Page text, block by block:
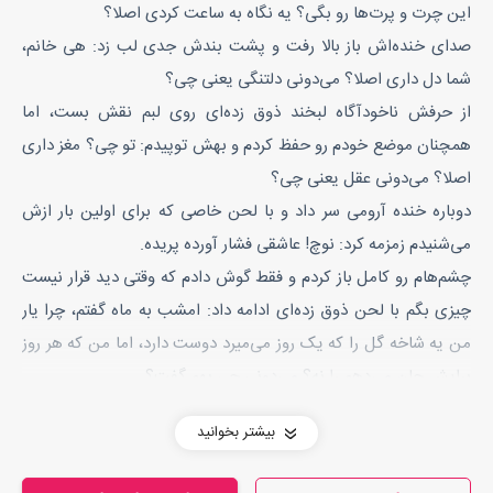
این چرت و پرت‌ها رو بگی؟ یه نگاه به ساعت کردی اصلا؟
صدای خنده‌اش باز بالا رفت و پشت بندش جدی لب زد: هی خانم،
شما دل داری اصلا؟ می‌دونی دلتنگی یعنی چی؟
از حرفش ناخودآگاه لبخند ذوق زده‌ای روی لبم نقش بست، اما
همچنان موضع خودم رو حفظ کردم و بهش توپیدم: تو چی؟ مغز داری
اصلا؟ می‌دونی عقل یعنی چی؟
دوباره‌ خنده آرومی سر داد و با لحن خاصی که برای اولین بار ازش
می‌شنیدم زمزمه کرد: نوچ! عاشقی فشار آورده پریده.
چشم‌هام رو کامل باز کردم و فقط گوش دادم که وقتی دید قرار نیست
چیزی بگم با لحن ذوق زده‌ای ادامه داد: امشب به ماه گفتم، چرا یار
من یه شاخه گل را که یک روز می‌میرد دوست دارد، اما من که هر روز
می‌خوای بگی خیلی خفن بود با اجازه کپی؟
فورا ذوق صداش رو خورد و خیلی جدی جواب داد: ماه حرف می‌زنه
بیشتر بخوانید